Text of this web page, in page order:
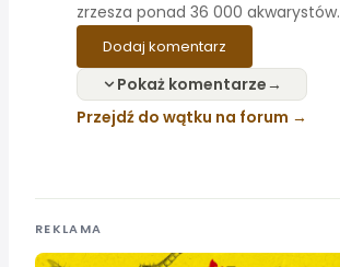
zrzesza ponad 36 000 akwarystów.
Dodaj komentarz
Pokaż komentarze
Przejdź do wątku na forum
REKLAMA